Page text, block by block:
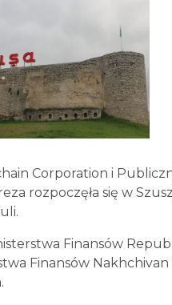
Corporation i
rozpoczęła się w
Finansów
Finansów Nakhchivan